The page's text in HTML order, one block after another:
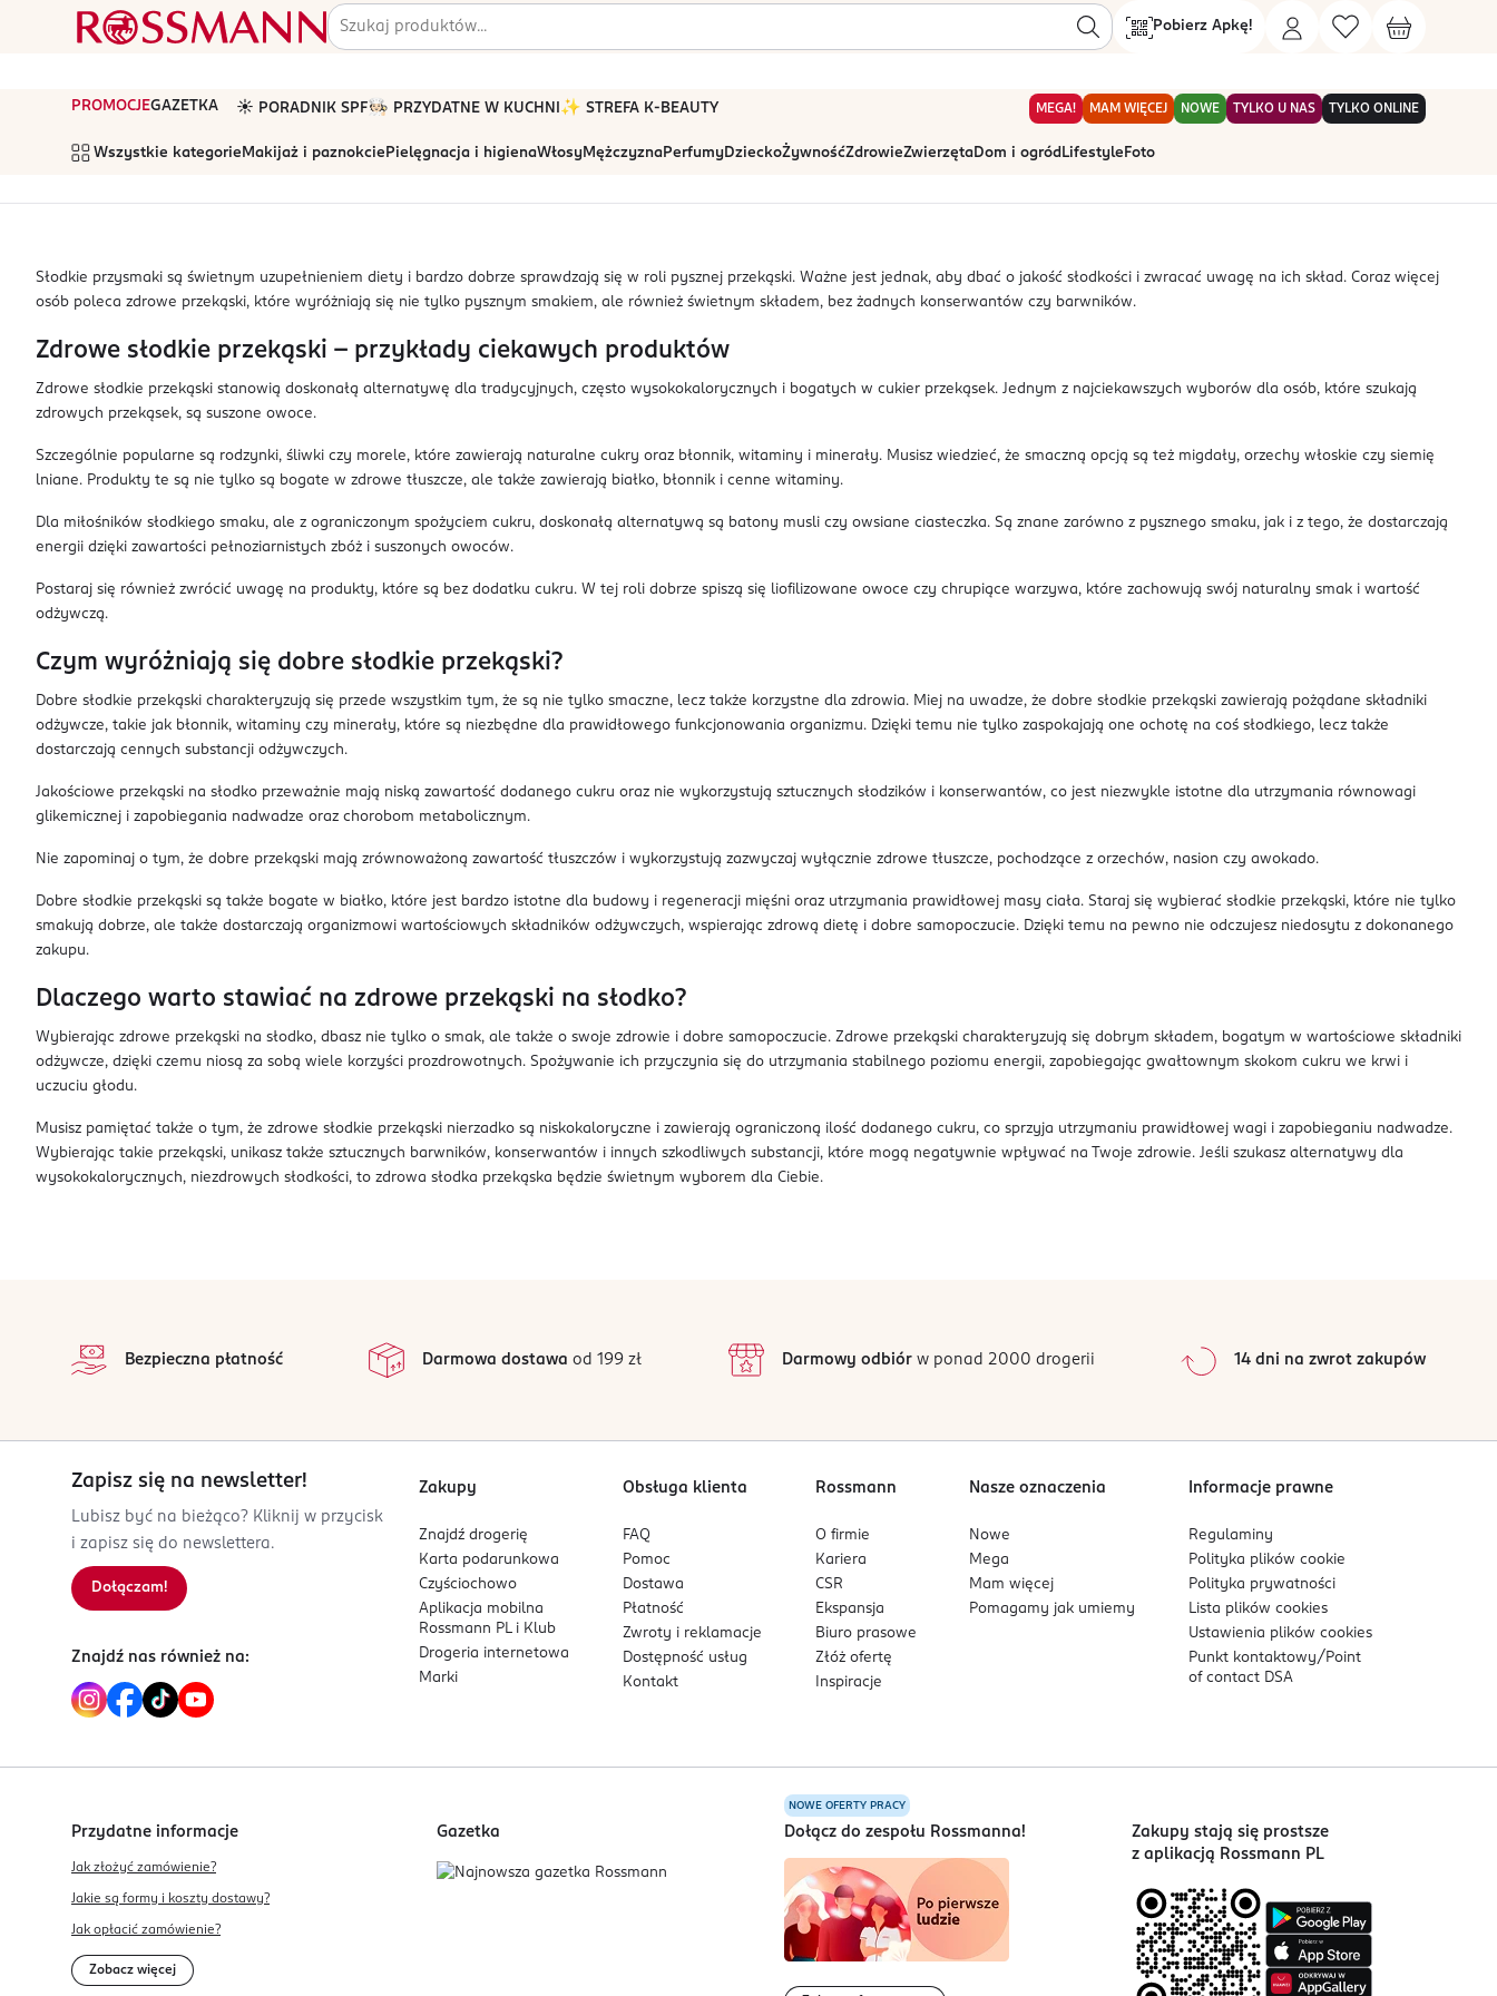
Pobierz Apkę!
PROMOCJEGAZETKA ☀️ PORADNIK SPF🧑🏻‍🍳 PRZYDATNE W KUCHNI ✨ STREFA K-BEAUTY MEGA! MAM WIĘCEJ NOWE TYLKO U NAS TYLKO ONLINE
Wszystkie kategorie Makijaż i paznokcie Pielęgnacja i higienaWłosyMężczyznaPerfumyDzieckoŻywnośćZdrowieZwierzętaDom i ogród Lifestyle Foto
Słodkie przysmaki są świetnym uzupełnieniem diety i bardzo dobrze sprawdzają się w roli pysznej przekąski. Ważne jest jednak, aby dbać o jakość słodkości i zwracać uwagę na ich skład. Coraz więcej
osób poleca zdrowe przekąski, które wyróżniają się nie tylko pysznym smakiem, ale również świetnym składem, bez żadnych konserwantów czy barwników.
Zdrowe słodkie przekąski – przykłady ciekawych produktów
Zdrowe słodkie przekąski stanowią doskonałą alternatywę dla tradycyjnych, często wysokokalorycznych i bogatych w cukier przekąsek. Jednym z najciekawszych wyborów dla osób, które szukają
zdrowych przekąsek, są suszone owoce.
Szczególnie popularne są rodzynki, śliwki czy morele, które zawierają naturalne cukry oraz błonnik, witaminy i minerały. Musisz wiedzieć, że smaczną opcją są też migdały, orzechy włoskie czy siemię
lniane. Produkty te są nie tylko są bogate w zdrowe tłuszcze, ale także zawierają białko, błonnik i cenne witaminy.
Dla miłośników słodkiego smaku, ale z ograniczonym spożyciem cukru, doskonałą alternatywą są batony musli czy owsiane ciasteczka. Są znane zarówno z pysznego smaku, jak i z tego, że dostarczają
energii dzięki zawartości pełnoziarnistych zbóż i suszonych owoców.
Postaraj się również zwrócić uwagę na produkty, które są bez dodatku cukru. W tej roli dobrze spiszą się liofilizowane owoce czy chrupiące warzywa, które zachowują swój naturalny smak i wartość
odżywczą.
Czym wyróżniają się dobre słodkie przekąski?
Dobre słodkie przekąski charakteryzują się przede wszystkim tym, że są nie tylko smaczne, lecz także korzystne dla zdrowia. Miej na uwadze, że dobre słodkie przekąski zawierają pożądane składniki
odżywcze, takie jak błonnik, witaminy czy minerały, które są niezbędne dla prawidłowego funkcjonowania organizmu. Dzięki temu nie tylko zaspokajają one ochotę na coś słodkiego, lecz także
dostarczają cennych substancji odżywczych.
Jakościowe przekąski na słodko przeważnie mają niską zawartość dodanego cukru oraz nie wykorzystują sztucznych słodzików i konserwantów, co jest niezwykle istotne dla utrzymania równowagi
glikemicznej i zapobiegania nadwadze oraz chorobom metabolicznym.
Nie zapominaj o tym, że dobre przekąski mają zrównoważoną zawartość tłuszczów i wykorzystują zazwyczaj wyłącznie zdrowe tłuszcze, pochodzące z orzechów, nasion czy awokado.
Dobre słodkie przekąski są także bogate w białko, które jest bardzo istotne dla budowy i regeneracji mięśni oraz utrzymania prawidłowej masy ciała. Staraj się wybierać słodkie przekąski, które nie tylko
smakują dobrze, ale także dostarczają organizmowi wartościowych składników odżywczych, wspierając zdrową dietę i dobre samopoczucie. Dzięki temu na pewno nie odczujesz niedosytu z dokonanego
zakupu.
Dlaczego warto stawiać na zdrowe przekąski na słodko?
Wybierając zdrowe przekąski na słodko, dbasz nie tylko o smak, ale także o swoje zdrowie i dobre samopoczucie. Zdrowe przekąski charakteryzują się dobrym składem, bogatym w wartościowe składniki
odżywcze, dzięki czemu niosą za sobą wiele korzyści prozdrowotnych. Spożywanie ich przyczynia się do utrzymania stabilnego poziomu energii, zapobiegając gwałtownym skokom cukru we krwi i
uczuciu głodu.
Musisz pamiętać także o tym, że zdrowe słodkie przekąski nierzadko są niskokaloryczne i zawierają ograniczoną ilość dodanego cukru, co sprzyja utrzymaniu prawidłowej wagi i zapobieganiu nadwadze.
Wybierając takie przekąski, unikasz także sztucznych barwników, konserwantów i innych szkodliwych substancji, które mogą negatywnie wpływać na Twoje zdrowie. Jeśli szukasz alternatywy dla
wysokokalorycznych, niezdrowych słodkości, to zdrowa słodka przekąska będzie świetnym wyborem dla Ciebie.
Bezpieczna płatność Darmowa dostawa od 199 zł Darmowy odbiórw ponad 2000 drogerii 14 dni na zwrot zakupów
Zapisz się na newsletter!
Lubisz być na bieżąco? Kliknij w przycisk
i zapisz się do newslettera.
Dołączam!
Znajdź nas również na:
Zakupy
Znajdź drogerię
Karta podarunkowa
Czyściochowo
Aplikacja mobilna
Rossmann PL i Klub
Drogeria internetowa
Marki
Obsługa klienta
FAQ
Pomoc
Dostawa
Płatność
Zwroty i reklamacje
Dostępność usług
Kontakt
Rossmann
O firmie
Kariera
CSR
Ekspansja
Biuro prasowe
Złóż ofertę
Inspiracje
Nasze oznaczenia
Nowe
Mega
Mam więcej
Pomagamy jak umiemy
Informacje prawne
Regulaminy
Polityka plikówcookie
Polityka prywatności
Lista plikówcookies
Ustawienia plikówcookies
Punkt kontaktowy/ Point
of contact DSA
Przydatne informacje
Jak złożyć zamówienie?
Jakie są formy i koszty dostawy?
Jak opłacić zamówienie?
Zobacz więcej
Gazetka
NOWE OFERTY PRACY
Dołącz do zespołu Rossmanna!
Zakupy stają się prostsze
z aplikacją Rossmann PL